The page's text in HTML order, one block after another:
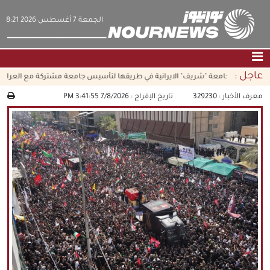
‫‫الجمعة‬‬ 7 أغسطس 2026 8:21
الصفحة الرئيسية|التواصل معنا|من نحن
عناوين الأخبار
الثقافة والمجتمع
اقتصاد
سياسة
الوسائط المتعددة
|فارسي|
English
|العربيه|
|עברית|
русский|中文
|
عاجل :جامعة "شريف" الايرانية في طريقها لتأسيس جامعة مشتركة مع العراق
معرف الأخبار : 329230 تاريخ الإفراج :7/8/2026 3:41:55 PM